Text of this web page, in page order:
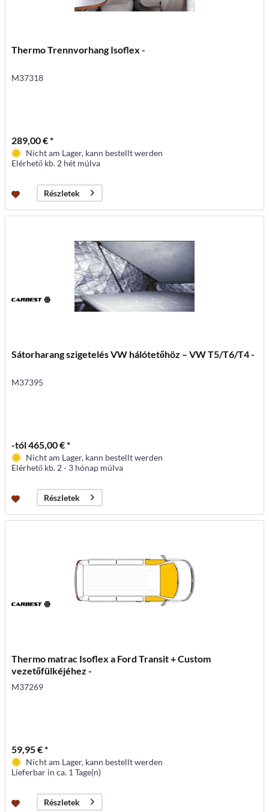
Thermo Trennvorhang Isoflex -
M37318
289,00 € *
Nicht am Lager, kann bestellt werden
Elérhető kb. 2 hét múlva
Részletek
Sátorharang szigetelés VW hálótetőhöz – VW T5/T6/T4 -
M37395
-tól 465,00 € *
Nicht am Lager, kann bestellt werden
Elérhető kb. 2 - 3 hónap múlva
Részletek
Thermo matrac Isoflex a Ford Transit + Custom
vezetőfülkéjéhez -
M37269
59,95 € *
Nicht am Lager, kann bestellt werden
Lieferbar in ca. 1 Tage(n)
Részletek